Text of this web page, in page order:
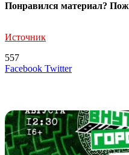
Понравился материал?
Источник
557
Facebook TwitterLinkedIn
Tumblr
Reddit
Вконтакте
Skype
Messenger
Messenger
WhatsApp
Telegram
Viber
Line
Поделиться
Печатать